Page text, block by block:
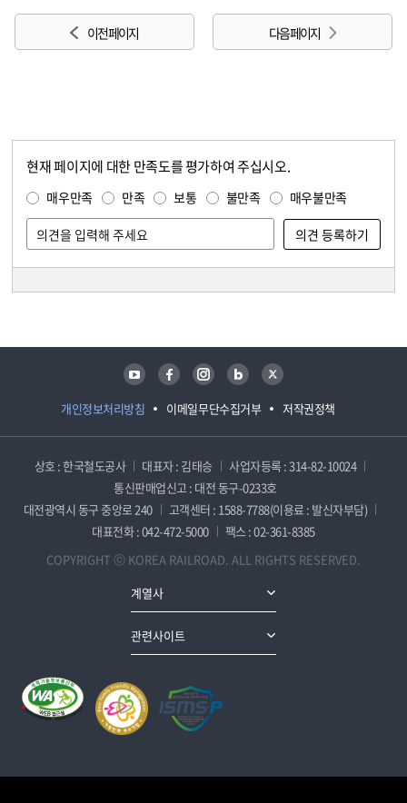
이전 페이지 다음 페이지
현재 페이지에 대한 만족도를 평가하여 주십시오.
매우만족 만족 보통 불만족 매우불만족
개인정보처리방침 이메일무단수집거부 저작권정책
유튜브 페이스북 인스타그램 블로그 트위터
상호 : 한국철도공사 대표자 : 김태승
사업자등록 : 314-82-10024
통신판매업신고 : 대전 동구-0233호
대전광역시 동구 중앙로 240
고객센터 : 1588-7788(이용료 : 발신자부담)
대표전화 : 042-472-5000
팩스 : 02-361-8385
COPYRIGHT ⓒ KOREA RAILROAD. ALL RIGHTS RESERVED.
계열사
관련사이트